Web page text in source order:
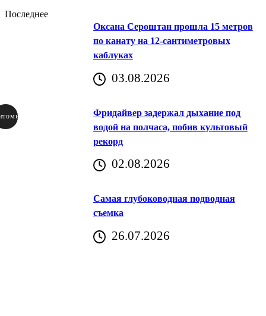
Последнее
Оксана Сероштан прошла 15 метров
по канату на 12-сантиметровых
каблуках
03.08.2026
Фридайвер задержал дыхание под
водой на полчаса, побив культовый
рекорд
02.08.2026
Самая глубоководная подводная
съемка
26.07.2026